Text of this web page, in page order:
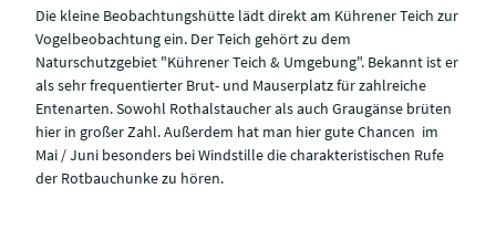
Die kleine Beobachtungshütte lädt direkt am Kührener Teich zur
Vogelbeobachtung ein. Der Teich gehört zu dem
Naturschutzgebiet "Kührener Teich & Umgebung". Bekannt ist er
als sehr frequentierter Brut- und Mauserplatz für zahlreiche
Entenarten. Sowohl Rothalstaucher als auch Graugänse brüten
hier in großer Zahl. Außerdem hat man hier gute Chancen im
Mai / Juni besonders bei Windstille die charakteristischen Rufe
der Rotbauchunke zu hören.